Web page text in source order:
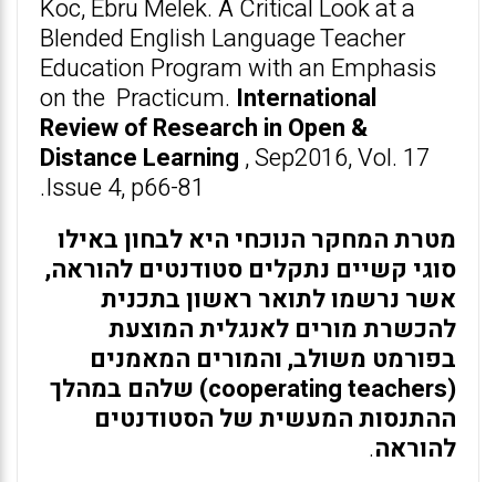
Koc, Ebru Melek. A Critical Look at a
Blended English Language Teacher
Education Program with an Emphasis
on the Practicum. International
Review of Research in Open &
Distance Learning , Sep2016, Vol. 17
Issue 4, p66-81.
מטרת המחקר הנוכחי היא לבחון באילו
סוגי קשיים נתקלים סטודנטים להוראה,
אשר נרשמו לתואר ראשון בתכנית
להכשרת מורים לאנגלית המוצעת
בפורמט משולב, והמורים המאמנים
(cooperating teachers) שלהם במהלך
ההתנסות המעשית של הסטודנטים
להוראה.